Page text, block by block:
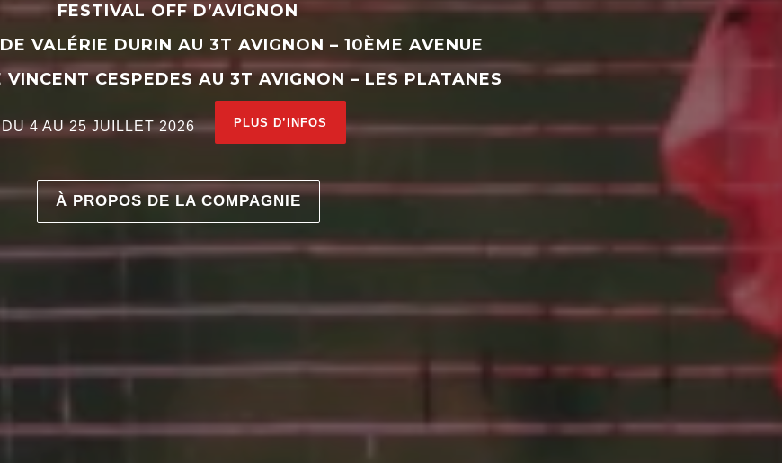
FESTIVAL OFF D’AVIGNON
DE VALÉRIE DURIN AU 3T AVIGNON – 10ÈME AVENUE
VINCENT CESPEDES AU 3T AVIGNON – LES PLATANES
DU 4 AU 25 JUILLET 2026 PLUS D’INFOS
À PROPOS DE LA COMPAGNIE